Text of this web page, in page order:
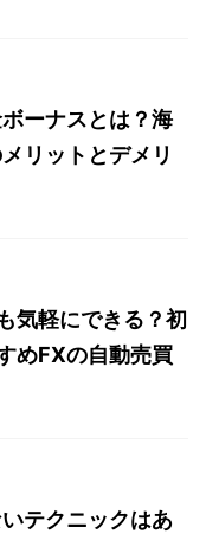
ーナスとは？海
リットとデメリ
気軽にできる？初
めFXの自動売買
テクニックはあ